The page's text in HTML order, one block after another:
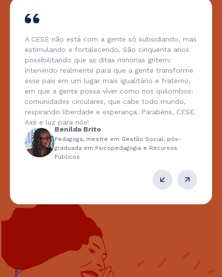
A CESE não está com a gente só subsidiando, mas
estimulando e fortalecendo. São cinquenta anos
possibilitando que as ditas minorias gritem;
intervindo realmente para que a gente transforme
esse país em um lugar mais igualitário e fraterno,
em que a gente possa viver como nos quilombos:
comunidades circulares, que cabe todo mundo,
respirando liberdade e esperança. Parabéns, CESE.
Axé e luz para nós!
Benilda Brito
Pedagoga, mestre em Gestão Social, pós-
graduada em Psicopedagogia e Recursos
Públicos